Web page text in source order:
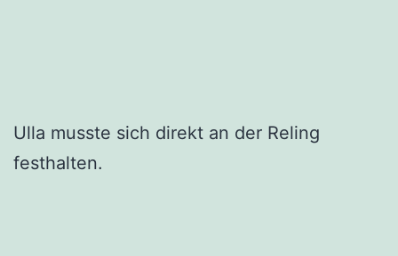
Ulla musste sich direkt an der Reling
festhalten.